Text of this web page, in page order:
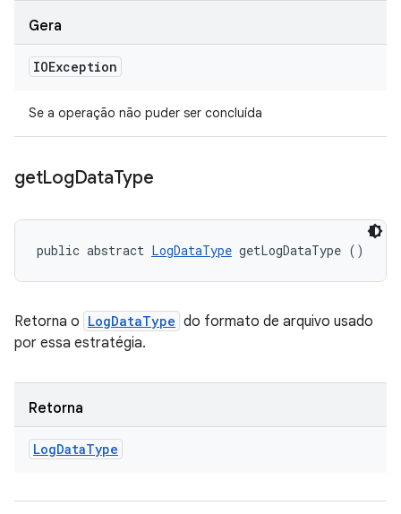
Gera
IOException
Se a operação não puder ser concluída
getLogDataType
public abstract LogDataType getLogDataType ()
Retorna o LogDataType do formato de arquivo usado
por essa estratégia.
Retorna
LogDataType